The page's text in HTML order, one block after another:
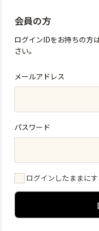
会員の方
ログインIDをお持ちの方
さい。
メールアドレス
パスワード
ログインしたままにす